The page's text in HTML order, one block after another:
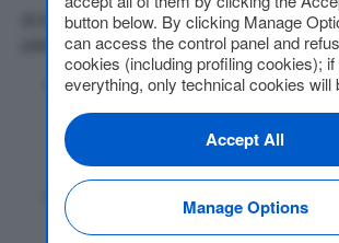
Al fine di ottimizzare la gestione delle
piattaforma è stata strutturata in tre aree
Segnalazioni 231/01 –
segnalazioni riguardanti violazioni del
Organizzazione, Gestione e Controllo
231/2001.
Segnalazioni Comitato Guida per le
dedicate a segnalazioni relative a
button below. By clicking Manage
can access the control panel and
cookies (including profiling cookies);
everything, only technical cookies will
consent will be stored and applied also
other websites of Editoriale Nazionale
subdomains. By expressing your
site, you will therefore not be asked
Editoriale Nazionale websites that use
consent management platform
Manage Options
Accept All